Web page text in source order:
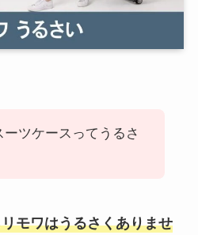
ーツケースってうるさ
モワはうるさくありませ